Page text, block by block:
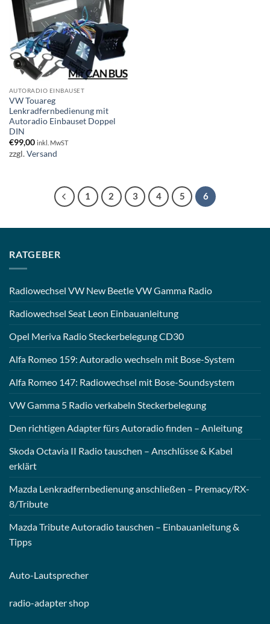
AUTORADIO EINBAUSET
VW Touareg
Lenkradfernbedienung mit
Autoradio Einbauset Doppel
DIN
€99,00 inkl. MwST
zzgl.Versand
1 2 3 4 5 6
RATGEBER
Radiowechsel VW New Beetle VW Gamma Radio
Radiowechsel Seat Leon Einbauanleitung
Opel Meriva Radio Steckerbelegung CD30
Alfa Romeo 159: Autoradio wechseln mit Bose-System
Alfa Romeo 147: Radiowechsel mit Bose-Soundsystem
VW Gamma 5 Radio verkabeln Steckerbelegung
Den richtigen Adapter fürs Autoradio finden – Anleitung
Skoda Octavia II Radio tauschen – Anschlüsse & Kabel
erklärt
Mazda Lenkradfernbedienung anschließen – Premacy/RX-
8/Tribute
Mazda Tribute Autoradio tauschen – Einbauanleitung &
Tipps
Auto-Lautsprecher
radio-adapter shop